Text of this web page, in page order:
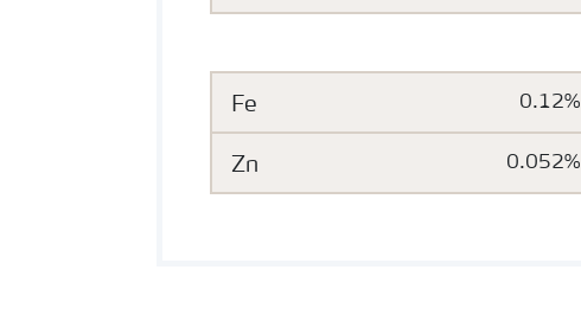
Fe 0.12%
Zn 0.052%